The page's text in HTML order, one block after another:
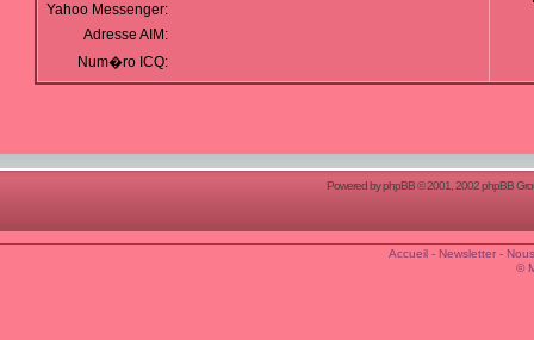
Yahoo Messenger:
Adresse AIM:
Num�ro ICQ:
Powered byphpBB© 2001, 2002 phpBB
Accueil- Newsletter-
©